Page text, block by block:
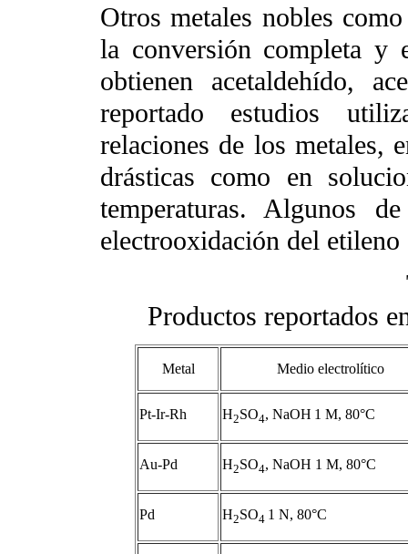
Otros metales nobles
la conversión completa
obtienen acetaldehído,
reportado estudios
relaciones de los metales,
drásticas como en
temperaturas. Algunos
electrooxidación del
Productos reportados
Metal Medio electrolítico
Pt-Ir-Rh H2SO4, NaOH 1 M, 80°C
Au-Pd H2SO4, NaOH 1 M, 80°C
Pd H2SO4 1 N, 80°C